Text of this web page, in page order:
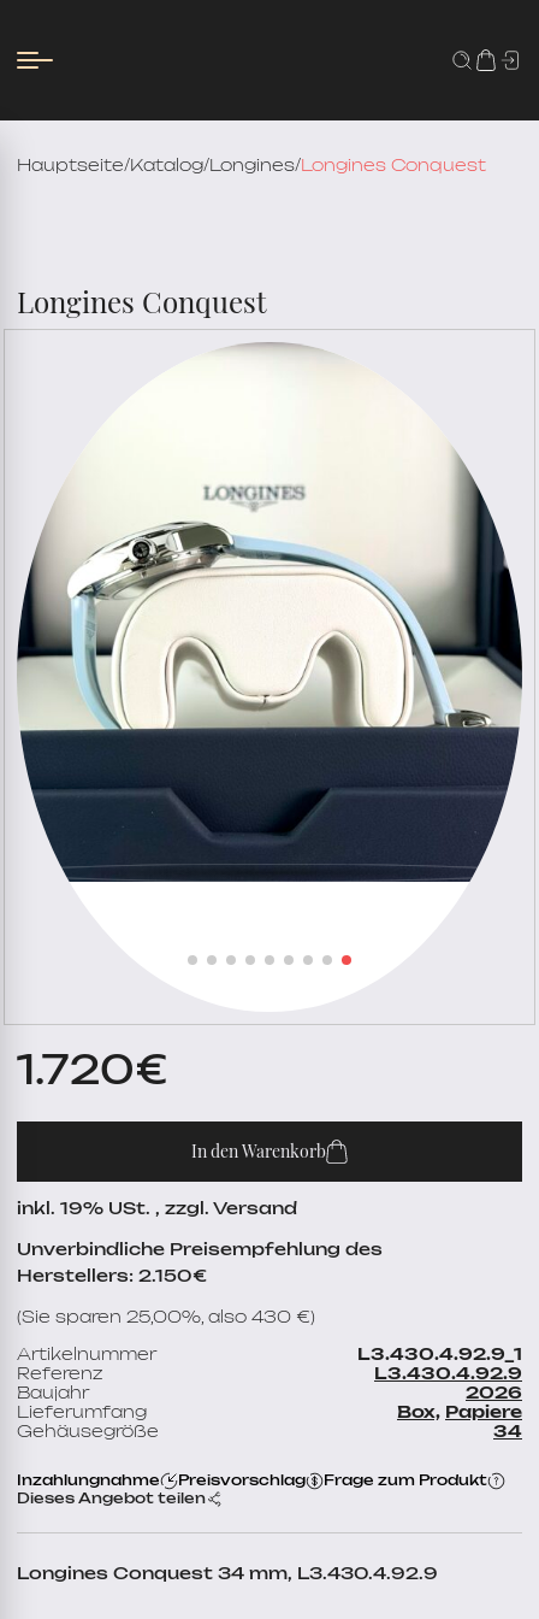
Hauptseite/ Katalog/ Longines/ Longines Conquest
Longines Conquest
Longines Conquest 34 mm, L3.430.4.92.9
1.720€
In den Warenkorb
inkl. 19% USt. , zzgl. Versand
Unverbindliche Preisempfehlung des
Herstellers: 2.150€
(Sie sparen 25,00%, also 430 €)
Artikelnummer
L3.430.4.92.9_1
Referenz
L3.430.4.92.9
Baujahr
2026
Lieferumfang
Box, Papiere
Gehäusegröße
34
Inzahlungnahme Preisvorschlag
Frage zum Produkt
Dieses Angebot teilen